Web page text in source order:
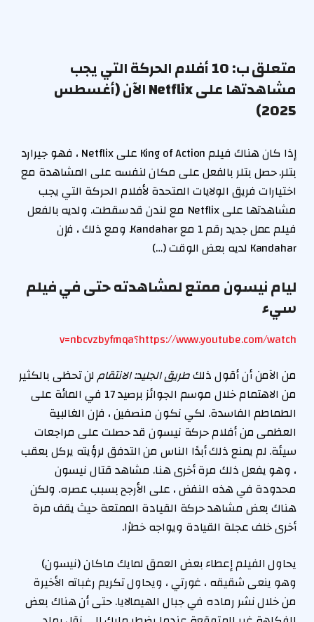
متعلق ب: 10 أفلام الحركة التي يجب
مشاهدتها على Netflix الآن (أغسطس
2025)
إذا كان هناك فيلم King of Action على Netflix ، فهو جيرارد
بتلر. حصل بتلر بالفعل على مكان لنفسه على المشاهدة مع
اختيارات فريق الولايات المتحدة لأفلام الحركة التي يجب
مشاهدتها على Netflix مع لندن قد سقطت. ولديه بالفعل
فيلم عمل جديد رقم 1 مع Kandahar. ومع ذلك ، فإن
Kandahar لديه بعض الوقت (…)
ليام نيسون ممتع لمشاهدته حتى في فيلم
سيء
https://www.youtube.com/watch؟v=nbcvzbyfmqa
من الآمن أن أقول ذلكطريق الجليد: الانتقاملن تحظى بالكثير
من الاهتمام خلال موسم الجوائز برصيد 17 في المائة على
الطماطم الفاسدة. لكي نكون منصفين ، فإن الغالبية
العظمى من أفلام حركة نيسون قد حصلت على مراجعات
سيئة. لم يمنع ذلك أبدًا الناس من التدفق لرؤيته يركل بعقب
، وهو يفعل ذلك مرة أخرى هنا. مشاهد قتال نيسون
محدودة في هذه النفض ، على الأرجح بسبب عصره. ولكن
هناك بعض مشاهد حركة القيادة الممتعة حيث يقف مرة
أخرى خلف عجلة القيادة ويواجه خطرًا.
يحاول الفيلم إعطاء بعض العمق لمايك ماكان (نيسون)
وهو ينعى شقيقه ، غورتي ، ويحاول تكريم رغباته الأخيرة
من خلال نشر رماده في جبال الهيمالايا. حتى أن هناك بعض